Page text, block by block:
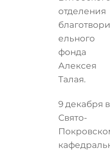
отделения
ельного
фонда
Алексея
Талая.
9 декабря в
Свято-